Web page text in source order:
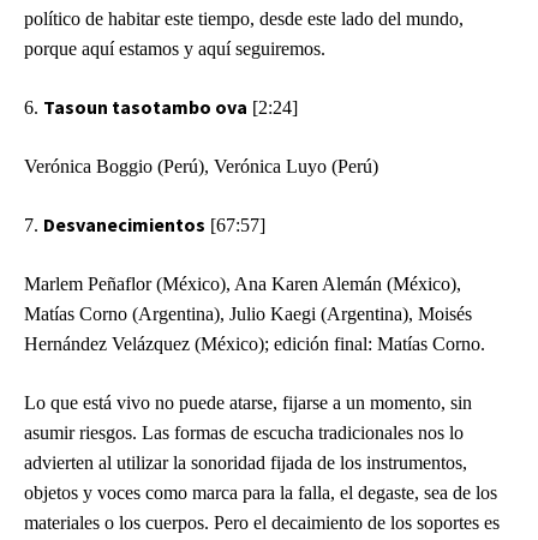
político de habitar este tiempo, desde este lado del mundo,
porque aquí estamos y aquí seguiremos.
6. Tasoun tasotambo ova [2:24]
Verónica Boggio (Perú), Verónica Luyo (Perú)
7. Desvanecimientos [67:57]
Marlem Peñaflor (México), Ana Karen Alemán (México),
Matías Corno (Argentina), Julio Kaegi (Argentina), Moisés
Hernández Velázquez (México); edición final: Matías Corno.
Lo que está vivo no puede atarse, fijarse a un momento, sin
asumir riesgos. Las formas de escucha tradicionales nos lo
advierten al utilizar la sonoridad fijada de los instrumentos,
objetos y voces como marca para la falla, el degaste, sea de los
materiales o los cuerpos. Pero el decaimiento de los soportes es